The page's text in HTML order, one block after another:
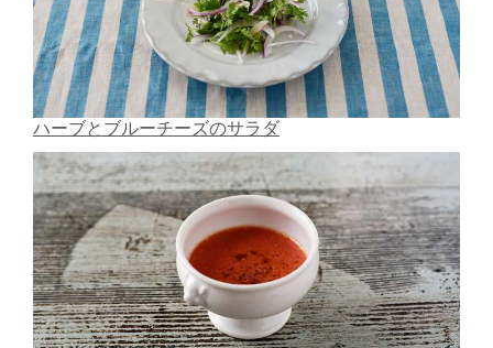
ハーブとブルーチーズのサラダ